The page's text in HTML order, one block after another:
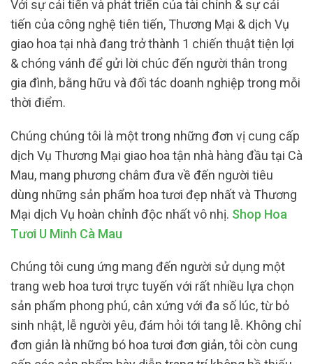
Với sự cải tiến và phát triển của tài chính & sự cải
tiến của công nghệ tiên tiến, Thương Mại & dịch Vụ
giao hoa tại nhà đang trở thành 1 chiến thuật tiện lợi
& chóng vánh để gửi lời chúc đến người thân trong
gia đình, bằng hữu và đối tác doanh nghiệp trong mỗi
thời điểm.
Chúng chúng tôi là một trong những đơn vị cung cấp
dịch Vụ Thương Mại giao hoa tận nhà hàng đầu tại Cà
Mau, mang phương châm đưa về đến người tiêu
dùng những sản phẩm hoa tươi đẹp nhất và Thương
Mại dịch Vụ hoàn chỉnh độc nhất vô nhị. Shop Hoa
Tươi U Minh Cà Mau
Chúng tôi cung ứng mang đến người sử dụng một
trang web hoa tươi trực tuyến với rất nhiều lựa chọn
sản phẩm phong phú, cân xứng với đa số lúc, từ bỏ
sinh nhật, lễ người yêu, đám hỏi tới tang lễ. Không chỉ
đơn giản là những bó hoa tươi đơn giản, tôi còn cung